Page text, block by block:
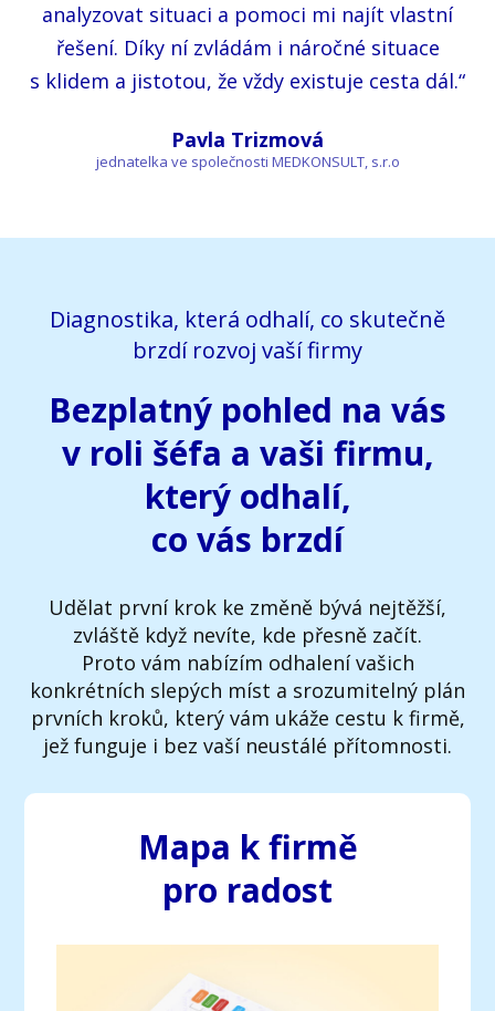
analyzovat situaci a pomoci mi najít vlastní
řešení. Díky ní zvládám i náročné situace
s klidem a jistotou, že vždy existuje cesta dál.“
Pavla Trizmová
jednatelka ve společnosti MEDKONSULT, s.r.o
Diagnostika, která odhalí, co skutečně
brzdí rozvoj vaší firmy
Bezplatný pohled na vás
v roli šéfa a vaši firmu,
který odhalí,
co vás brzdí
Udělat první krok ke změně bývá nejtěžší,
zvláště když nevíte, kde přesně začít.
Proto vám nabízím odhalení vašich
konkrétních slepých míst a srozumitelný plán
prvních kroků, který vám ukáže cestu k firmě,
jež funguje i bez vaší neustálé přítomnosti.
Mapa k firmě
pro radost